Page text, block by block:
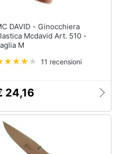
DAVID - Ginocchiera
Mcdavid Art. 510 -
M
11 recensioni
24,16